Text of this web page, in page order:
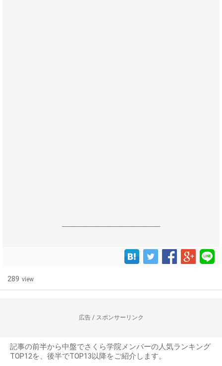
------------------------------------------------------------------
289 view
広告 / スポンサーリンク